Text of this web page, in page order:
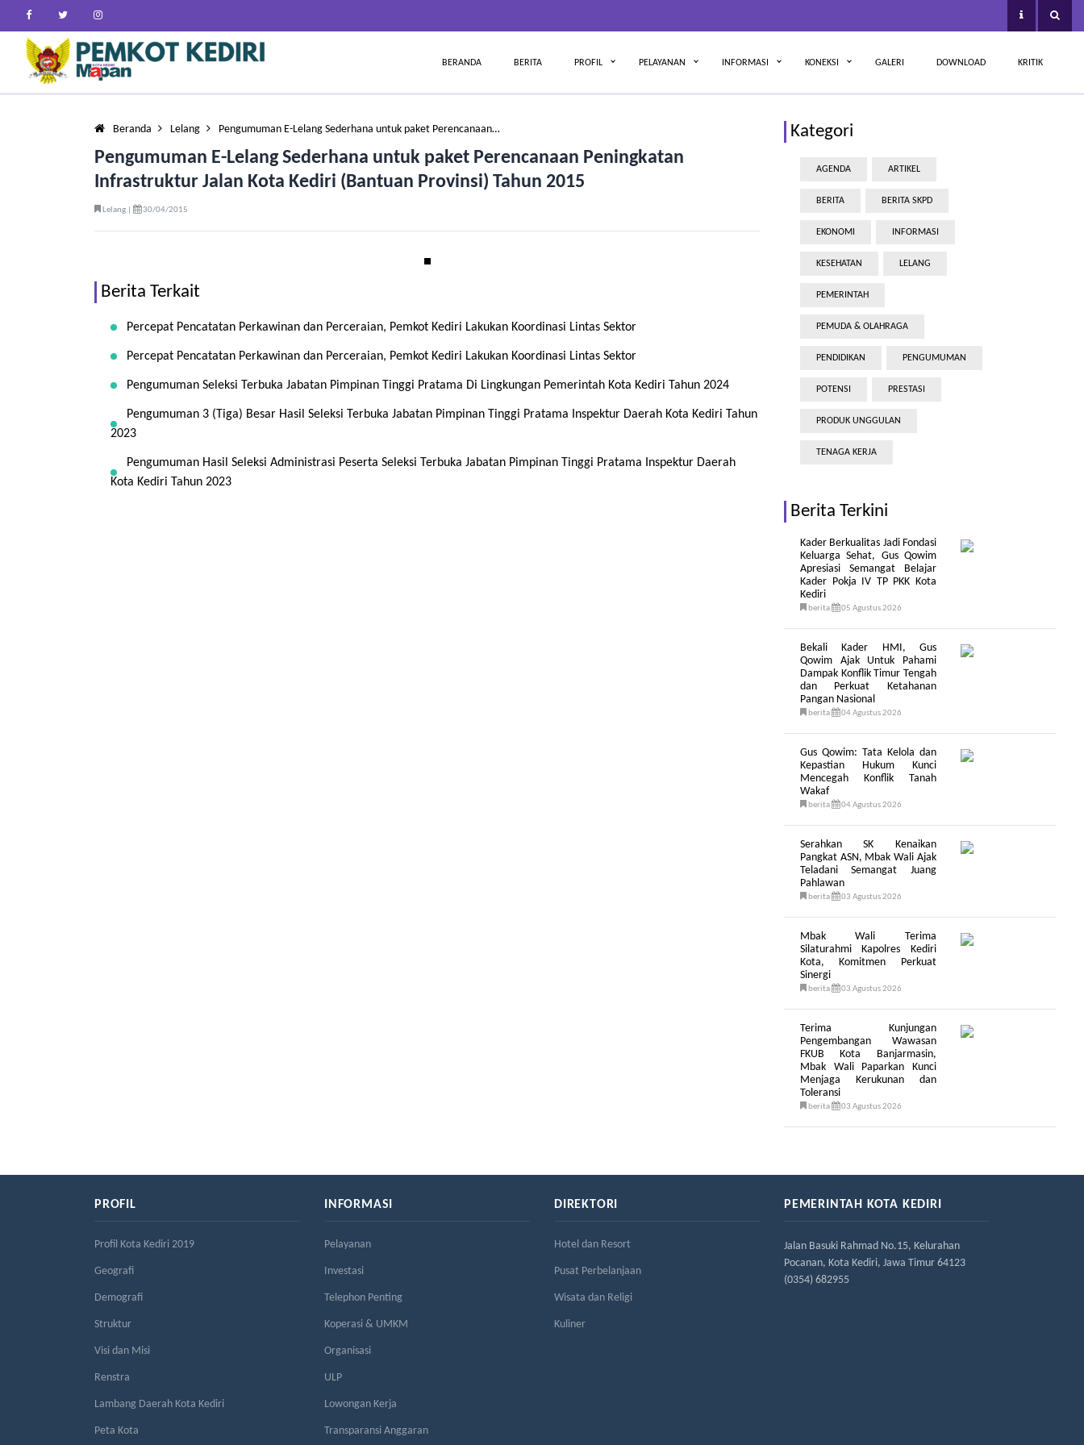
BERANDA BERITA PROFIL PELAYANAN INFORMASI KONEKSI GALERI DOWNLOAD KRITIK
Beranda Lelang Pengumuman E-Lelang Sederhana untuk paket Perencanaan…
Pengumuman E-Lelang Sederhana untuk paket Perencanaan Peningkatan
Infrastruktur Jalan Kota Kediri (Bantuan Provinsi) Tahun 2015
Lelang | 30/04/2015
Berita Terkait
Percepat Pencatatan Perkawinan dan Perceraian, Pemkot Kediri Lakukan Koordinasi Lintas Sektor
Percepat Pencatatan Perkawinan dan Perceraian, Pemkot Kediri Lakukan Koordinasi Lintas Sektor
Pengumuman Seleksi Terbuka Jabatan Pimpinan Tinggi Pratama Di Lingkungan Pemerintah Kota Kediri Tahun 2024
Pengumuman 3 (Tiga) Besar Hasil Seleksi Terbuka Jabatan Pimpinan Tinggi Pratama Inspektur Daerah Kota Kediri Tahun
2023
Pengumuman Hasil Seleksi Administrasi Peserta Seleksi Terbuka Jabatan Pimpinan Tinggi Pratama Inspektur Daerah
Kota Kediri Tahun 2023
Kategori
AGENDA ARTIKEL
BERITA BERITA SKPD
EKONOMI INFORMASI
KESEHATAN LELANG
PEMERINTAH
PEMUDA & OLAHRAGA
PENDIDIKAN PENGUMUMAN
POTENSI PRESTASI
PRODUK UNGGULAN
TENAGA KERJA
Berita Terkini
Kader Berkualitas Jadi Fondasi
Keluarga Sehat, Gus Qowim
Apresiasi Semangat Belajar
Kader Pokja IV TP PKK Kota
Kediri
berita 05 Agustus 2026
Bekali Kader HMI, Gus
Qowim Ajak Untuk Pahami
Dampak Konflik Timur Tengah
dan Perkuat Ketahanan
Pangan Nasional
berita 04 Agustus 2026
Gus Qowim: Tata Kelola dan
Kepastian Hukum Kunci
Mencegah Konflik Tanah
Wakaf
berita 04 Agustus 2026
Serahkan SK Kenaikan
Pangkat ASN, Mbak Wali Ajak
Teladani Semangat Juang
Pahlawan
berita 03 Agustus 2026
Mbak Wali Terima
Silaturahmi Kapolres Kediri
Kota, Komitmen Perkuat
Sinergi
berita 03 Agustus 2026
Terima Kunjungan
Pengembangan Wawasan
FKUB Kota Banjarmasin,
Mbak Wali Paparkan Kunci
Menjaga Kerukunan dan
Toleransi
berita 03 Agustus 2026
PROFIL
Profil Kota Kediri 2019
Geografi
Demografi
Struktur
Visi dan Misi
Renstra
Lambang Daerah Kota Kediri
Peta Kota
INFORMASI
Pelayanan
Investasi
Telephon Penting
Koperasi & UMKM
Organisasi
ULP
Lowongan Kerja
Transparansi Anggaran
DIREKTORI
Hotel dan Resort
Pusat Perbelanjaan
Wisata dan Religi
Kuliner
PEMERINTAH KOTA KEDIRI
Jalan Basuki Rahmad No.15, Kelurahan
Pocanan, Kota Kediri, Jawa Timur 64123
(0354) 682955